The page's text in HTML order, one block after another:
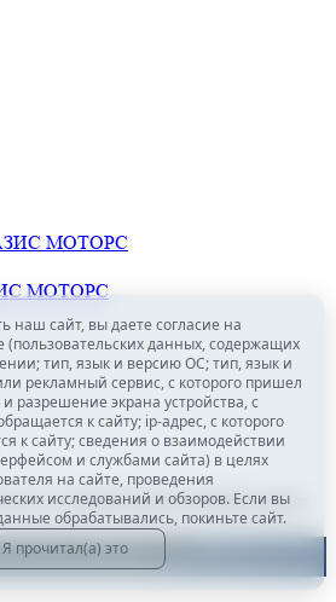
МОТОРС
на любой интересующий вопрос
автомобиль за подписку
наш сайт, вы даете согласие на
(пользовательских данных, содержащих
тип, язык и версию ОС; тип, язык и
рекламный сервис, с которого пришел
разрешение экрана устройства, с
к сайту; ip-адрес, с которого
к сайту; сведения о взаимодействии
и службами сайта) в целях
на сайте, проведения
исследований и обзоров. Если вы
обрабатывались, покиньте сайт.
Я прочитал(а) это